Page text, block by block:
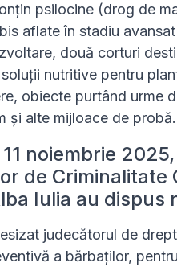
psilocine (drog de
aflate în stadiu
două corturi
nutritive pentru
obiecte purtând urme
și alte mijloace de probă.
noiembrie
de Criminalitate
Iulia au
judecătorul de
a bărbaților,